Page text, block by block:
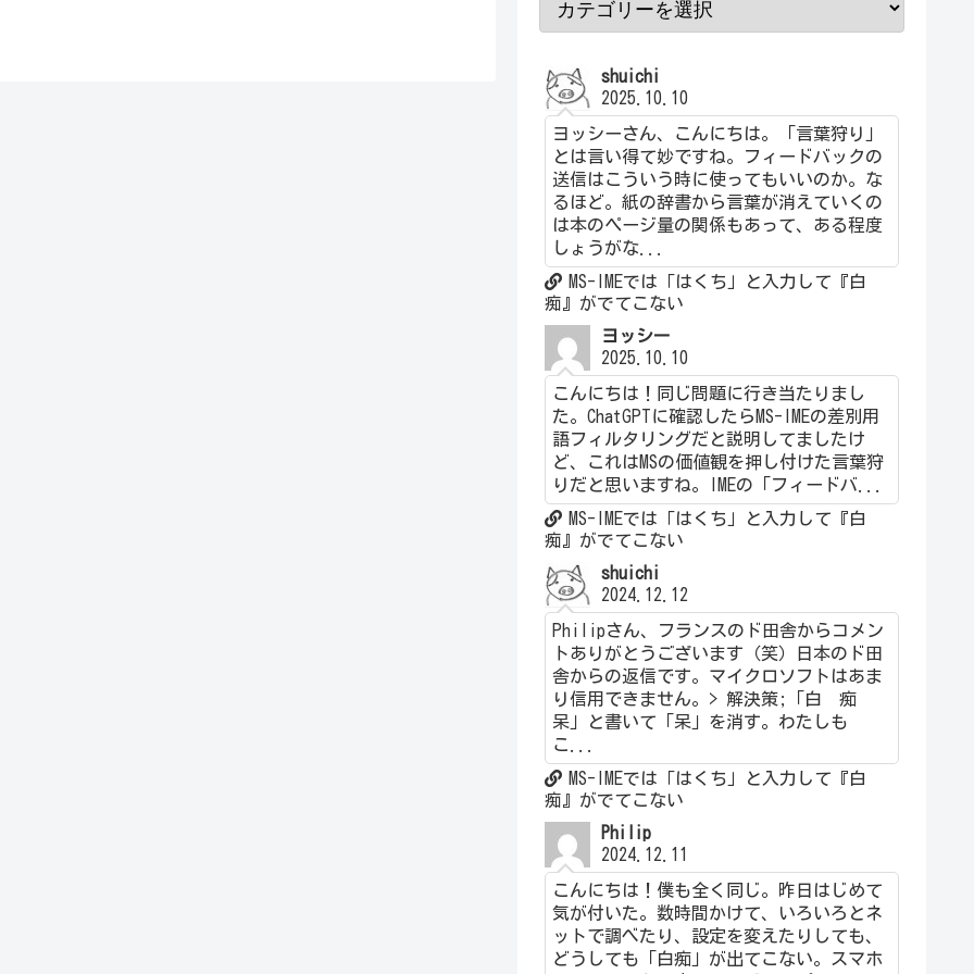
shuichi
2025.10.10
ヨッシーさん、こんにちは。「言葉狩り」
とは言い得て妙ですね。フィードバックの
送信はこういう時に使ってもいいのか。な
るほど。紙の辞書から言葉が消えていくの
は本のページ量の関係もあって、ある程度
しょうがな...
MS-IMEでは「はくち」と入力して『白
痴』がでてこない
ヨッシー
2025.10.10
こんにちは！同じ問題に行き当たりまし
た。ChatGPTに確認したらMS-IMEの差別用
語フィルタリングだと説明してましたけ
ど、これはMSの価値観を押し付けた言葉狩
りだと思いますね。IMEの「フィードバ...
MS-IMEでは「はくち」と入力して『白
痴』がでてこない
shuichi
2024.12.12
Philipさん、フランスのド田舎からコメン
トありがとうございます（笑）日本のド田
舎からの返信です。マイクロソフトはあま
り信用できません。> 解決策;「白 痴
呆」と書いて「呆」を消す。わたしも
こ...
MS-IMEでは「はくち」と入力して『白
痴』がでてこない
Philip
2024.12.11
こんにちは！僕も全く同じ。昨日はじめて
気が付いた。数時間かけて、いろいろとネ
ットで調べたり、設定を変えたりしても、
どうしても「白痴」が出てこない。スマホ